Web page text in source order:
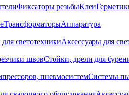
Фиксаторы резьбыКлеи
ТрансформаторыАппаратура
светотехникиАксессуары для
швовСтойки, дрели для
пневмосистемСистемы